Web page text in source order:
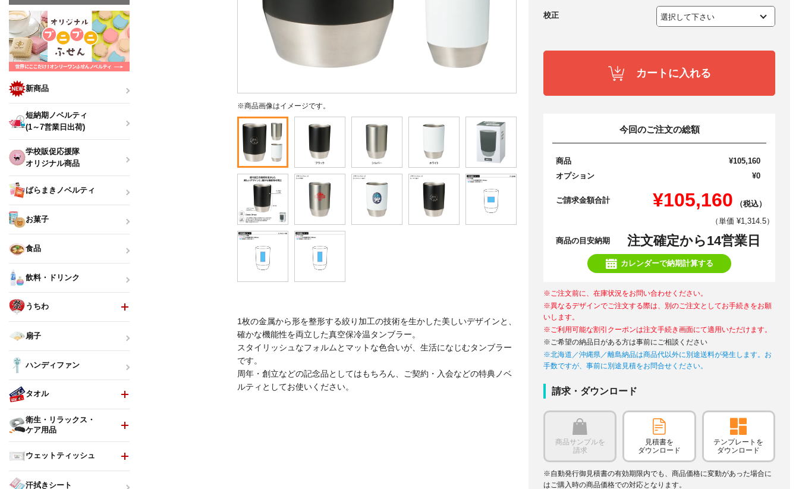
※商品画像はイメージです。
1枚の金属から形を整形する絞り加工の技術を生かした美しいデザインと、
確かな機能性を両立した真空保冷温タンブラー。
スタイリッシュなフォルムとマットな色合いが、生活になじむタンブラー
です。
周年・創立などの記念品としてはもちろん、ご契約・入会などの特典ノベ
ルティとしてお使いください。
校正
カートに入れる
今回のご注文の総額
商品
¥105,160
オプション
¥0
ご請求金額合計 ¥105,160
（税込）
（単価 ¥1,314.5）
商品の目安納期 注文確定から14営業日
カレンダーで納期計算する
※ご注文前に、在庫状況をお問い合わせください。
※異なるデザインでご注文する際は、別のご注文としてお手続きをお願
いします。
※ご利用可能な割引クーポンは注文手続き画面にて適用いただけます。
※ご希望の納品日がある方は事前にご相談ください
※北海道／沖縄県／離島納品は商品代以外に別途送料が発生します。お
手数ですが、事前に別途見積をお問合せください。
請求・ダウンロード
商品サンプルを
請求
見積書を
ダウンロード
テンプレートを
ダウンロード
※自動発行御見積書の有効期限内でも、商品価格に変動があった場合に
はご購入時の商品価格での対応となります。
新商品
短納期ノベルティ
(1～7営業日出荷)
学校販促応援隊
オリジナル商品
ばらまきノベルティ
お菓子
食品
飲料・ドリンク
うちわ
扇子
ハンディファン
タオル
衛生・リラックス・
ケア用品
ウェットティッシュ
汗拭きシート